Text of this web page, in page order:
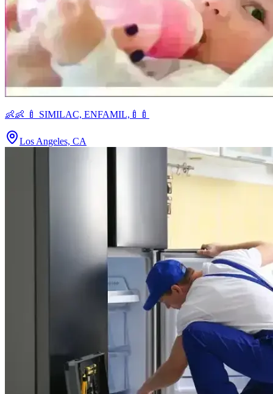
👶👶 🍼 SIMILAC, ENFAMIL,🍼🍼
Los Angeles, CA